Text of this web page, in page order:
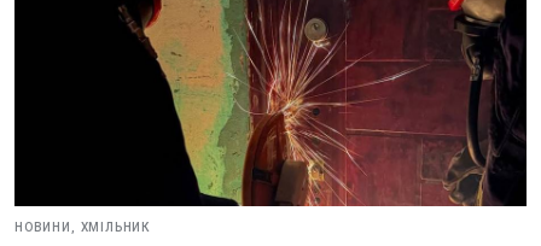
НОВИНИ, ХМІЛЬНИК